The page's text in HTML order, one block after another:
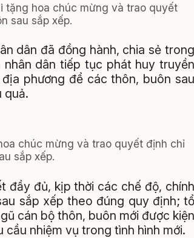
tặng hoa chúc mừng và trao quyết
sau sắp xếp.
dân đã đồng hành, chia sẻ trong
dân tiếp tục phát huy truyền
phương để các thôn, buôn sau
quả.
chúc mừng và trao quyết định chỉ
sắp xếp.
đầy đủ, kịp thời các chế độ, chính
sắp xếp theo đúng quy định; tổ
cán bộ thôn, buôn mới được kiện
nhiệm vụ trong tình hình mới.